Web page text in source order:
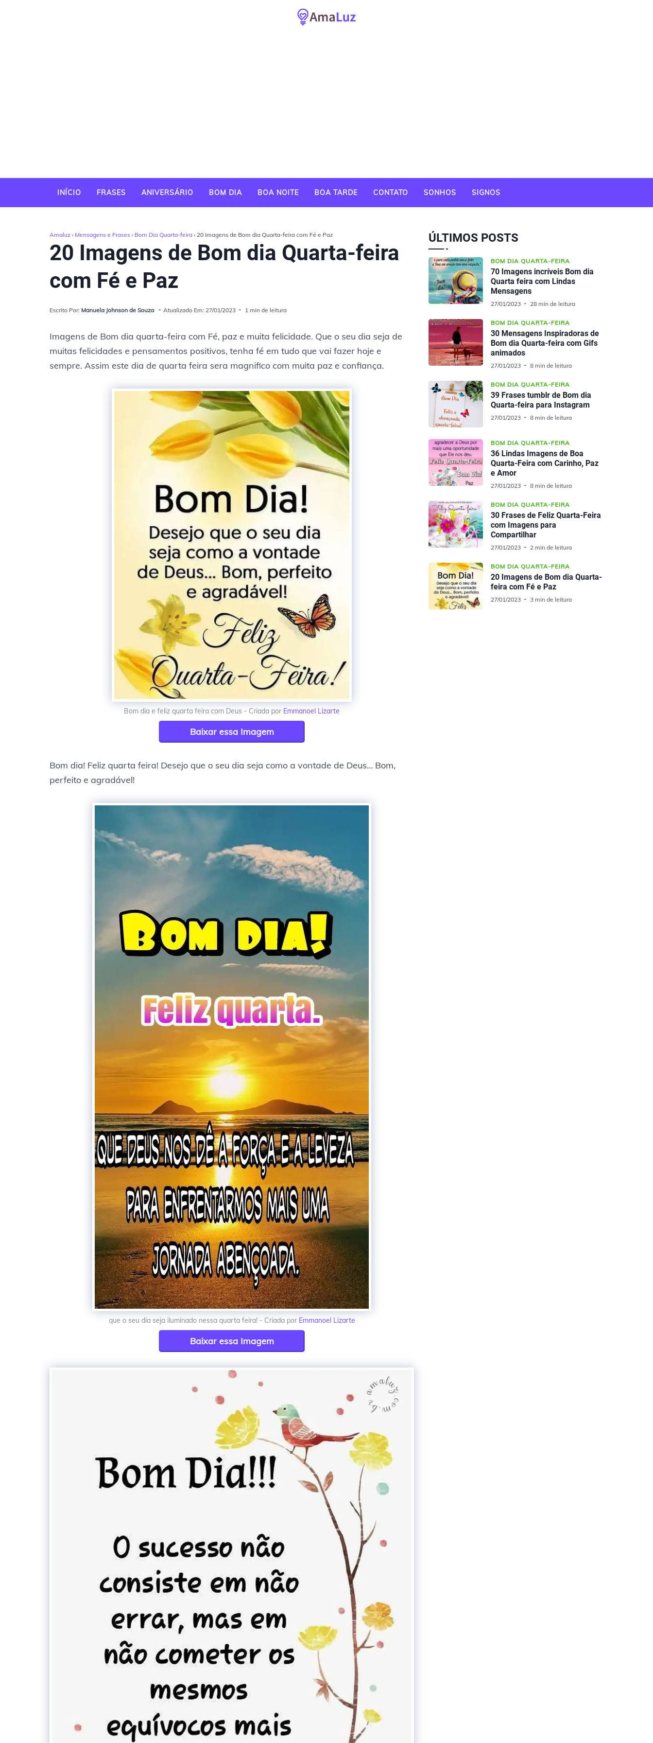
INÍCIO FRASES ANIVERSÁRIO BOM DIA BOA NOITE BOA TARDE CONTATO SONHOS SIGNOS
Amaluz › Mensagens e Frases › Bom Dia Quarta-feira › 20 Imagens de Bom dia Quarta-feira com Fé e Paz
20 Imagens de Bom dia Quarta-feira
com Fé e Paz
Escrito Por: Manuela Johnson de Souza Atualizado Em: 27/01/2023 1 min de leitura
Imagens de Bom dia quarta-feira com Fé, paz e muita felicidade. Que o seu dia seja de
muitas felicidades e pensamentos positivos, tenha fé em tudo que vai fazer hoje e
sempre. Assim este dia de quarta feira sera magnifico com muita paz e confiança.
Bom dia e feliz quarta feira com Deus - Criada por Emmanoel Lizarte
Baixar essa Imagem
Bom dia! Feliz quarta feira! Desejo que o seu dia seja como a vontade de Deus… Bom,
perfeito e agradável!
que o seu dia seja iluminado nessa quarta feira! - Criada por Emmanoel Lizarte
Baixar essa Imagem
ÚLTIMOS POSTS
BOM DIA QUARTA-FEIRA
70 Imagens incríveis Bom dia
Quarta feira com Lindas
Mensagens
27/01/2023 28 min de leitura
BOM DIA QUARTA-FEIRA
30 Mensagens Inspiradoras de
Bom dia Quarta-feira com Gifs
animados
27/01/2023 8 min de leitura
BOM DIA QUARTA-FEIRA
39 Frases tumblr de Bom dia
Quarta-feira para Instagram
27/01/2023 8 min de leitura
BOM DIA QUARTA-FEIRA
36 Lindas Imagens de Boa
Quarta-Feira com Carinho, Paz
e Amor
27/01/2023 8 min de leitura
BOM DIA QUARTA-FEIRA
30 Frases de Feliz Quarta-Feira
com Imagens para
Compartilhar
27/01/2023 2 min de leitura
BOM DIA QUARTA-FEIRA
20 Imagens de Bom dia Quarta-
feira com Fé e Paz
27/01/2023 3 min de leitura